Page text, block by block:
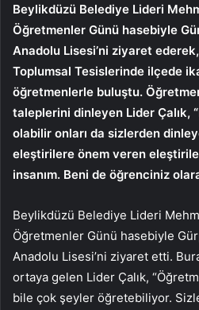
Beylikdüzü Belediye Lideri
Öğretmenler Günü hasebiyle
Anadolu Lisesi’ni ziyaret
Toplumsal Tesislerinde ilçede
öğretmenlerle buluştu.
taleplerini dinleyen Lider Çalık,
olabilir onları da sizlerden
eleştirilere önem veren
insanım. Beni de öğrenciniz
Beylikdüzü Belediye Lideri
Öğretmenler Günü hasebiyle
Anadolu Lisesi’ni ziyaret etti.
ortaya gelen Lider Çalık,
bile çok şeyler öğretebiliyor.